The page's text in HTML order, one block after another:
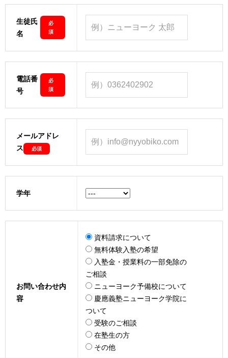
生徒氏
名
必
須
電話番
号
必
須
メールアドレ
ス
必須
学年
お問い合わせ内
容
資料請求について
無料体験入塾の希望
入塾金・授業料の一部免除の
ご相談
ニューヨーク予備校について
慶應義塾ニューヨーク学院に
ついて
受験のご相談
在塾生の方
その他